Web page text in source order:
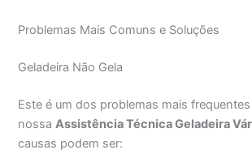
Problemas Mais Comuns e Soluções
Geladeira Não Gela
Este é um dos problemas mais
nossaAssistência Técnica Geladeira
causas podem ser: